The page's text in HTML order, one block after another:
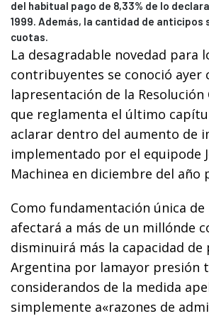
del habitual pago de 8,33% de lo
1999. Además, la cantidad de anticipos
cuotas.
La desagradable novedad para
contribuyentes se conoció ayer
lapresentación de la Resolución
que reglamenta el último
aclarar dentro del aumento de
implementado por el equipode
Machinea en diciembre del año
Como fundamentación única de
afectará a más de un millónde
disminuirá más la capacidad de
Argentina por lamayor presión
considerandos de la medida
simplemente a«razones de